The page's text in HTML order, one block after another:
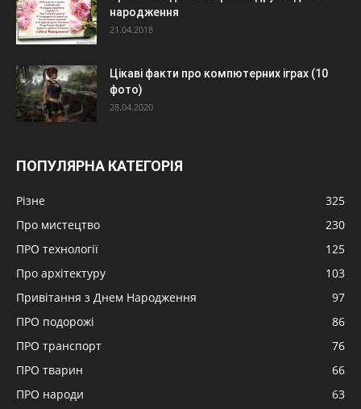
народження
21.04.2018
Цікаві факти про компютерних іграх (10
фото)
28.04.2020
ПОПУЛЯРНА КАТЕГОРІЯ
Різне
325
Про мистецтво
230
ПРО технології
125
Про архітектуру
103
Привітання з Днем Народження
97
ПРО подорожі
86
ПРО транспорт
76
ПРО тварин
66
ПРО народи
63